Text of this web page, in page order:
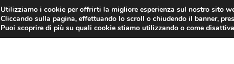
Utilizziamo i cookie per offrirti la migliore esperienza sul nostro sito
Cliccando sulla pagina, effettuando lo scroll o chiudendo il banner,
Puoi scoprire di più su quali cookie stiamo utilizzando o come